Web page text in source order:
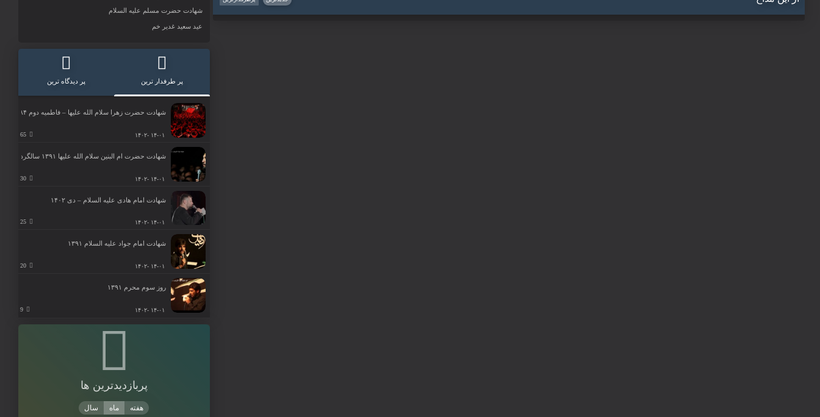
شهادت حضرت مسلم علیه السلام
عید سعید غدیر خم
پر طرفدار ترین پر دیدگاه ترین
شهادت حضرت زهرا سلام الله علیها – فاطمیه دوم ۱۳۸۴
۱۴-۰۱ -۱۴۰۲ 65
شهادت حضرت ام البنین سلام الله علیها ۱۳۹۱ سالگرد آقا سید جواد ذاکر
۱۴-۰۱ -۱۴۰۲ 30
شهادت امام هادی علیه السلام – دی ۱۴۰۲
۱۴-۰۱ -۱۴۰۲ 25
شهادت امام جواد علیه السلام ۱۳۹۱
۱۴-۰۱ -۱۴۰۲ 20
روز سوم محرم ۱۳۹۱
۱۴-۰۱ -۱۴۰۲ 9
پربازدیدترین ها